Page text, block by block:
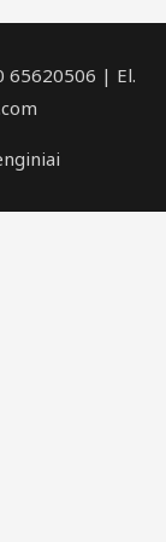
65620506 | El.